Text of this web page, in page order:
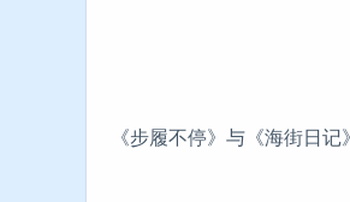
《步履不停》与《海街日记》